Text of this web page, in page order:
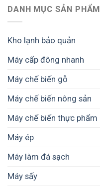
DANH MỤC SẢN PHẨM
Kho lạnh bảo quản
Máy cấp đông nhanh
Máy chế biến gỗ
Máy chế biến nông sản
Máy chế biến thực phẩm
Máy ép
Máy làm đá sạch
Máy sấy